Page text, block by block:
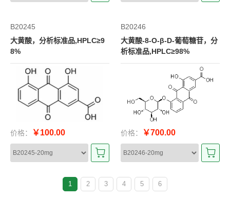
B20245
大黄酸，分析标准品,HPLC≥9
8%
价格： ￥100.00
B20246
大黄酸-8-O-β-D-葡萄糖苷，分
析标准品,HPLC≥98%
价格： ￥700.00
1 2 3 4 5 6